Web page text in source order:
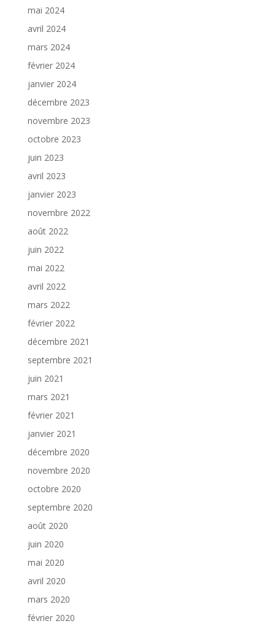
mai 2024
avril 2024
mars 2024
février 2024
janvier 2024
décembre 2023
novembre 2023
octobre 2023
juin 2023
avril 2023
janvier 2023
novembre 2022
août 2022
juin 2022
mai 2022
avril 2022
mars 2022
février 2022
décembre 2021
septembre 2021
juin 2021
mars 2021
février 2021
janvier 2021
décembre 2020
novembre 2020
octobre 2020
septembre 2020
août 2020
juin 2020
mai 2020
avril 2020
mars 2020
février 2020